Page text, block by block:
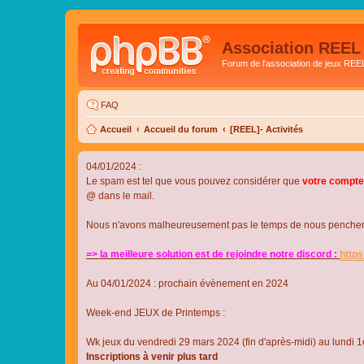
Association REEL
Forum de l'association de jeux REEL
FAQ
Accueil Accueil du forum [REEL]- Activités
04/01/2024 :
Le spam est tel que vous pouvez considérer que votre
@ dans le mail.
Nous n'avons malheureusement pas le temps de nous
=> la meilleure solution est de rejoindre notre discord :
Au 04/01/2024 : prochain évènement en 2024
Week-end JEUX de Printemps :
Wk jeux du vendredi 29 mars 2024 (fin d'après-midi) au lundi
Inscriptions à venir plus tard